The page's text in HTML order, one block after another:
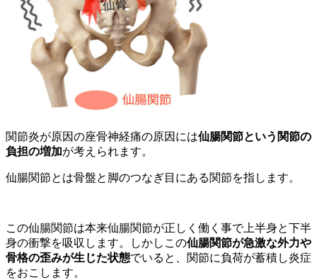
関節炎が原因の座骨神経痛の原因には仙腸関節という関節の
負担の増加が考えられます。
仙腸関節とは骨盤と脚のつなぎ目にある関節を指します。
この仙腸関節は本来仙腸関節が正しく働く事で上半身と下半
身の衝撃を吸収します。しかしこの仙腸関節が急激な外力や
骨格の歪みが生じた状態でいると、関節に負荷が蓄積し炎症
をおこします。